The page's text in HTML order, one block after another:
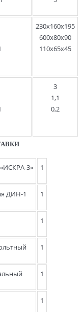
230х160х195
600х80х90
110х65х45
3
1,1
0,2
3» 1
ДИН-1 1
1
1
1
1